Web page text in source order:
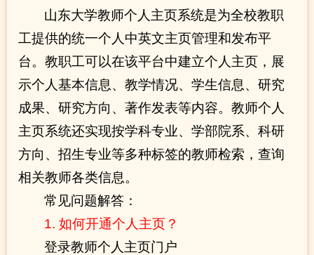
山东大学教师个人主页系统是为全校教职
工提供的统一个人中英文主页管理和发布平
台。教职工可以在该平台中建立个人主页，展
示个人基本信息、教学情况、学生信息、研究
成果、研究方向、著作发表等内容。教师个人
主页系统还实现按学科专业、学部院系、科研
方向、招生专业等多种标签的教师检索，查询
相关教师各类信息。
常见问题解答：
1. 如何开通个人主页？
登录教师个人主页门户